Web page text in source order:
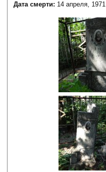
Дата смерти: 14 апреля, 1971